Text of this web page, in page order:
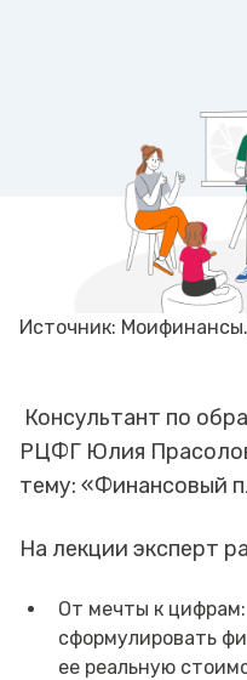
Источник:
Консультант по
РЦФГ Юлия
тему: «Финансовый
На лекции эксперт
От мечты к
сформулировать
ее реальную